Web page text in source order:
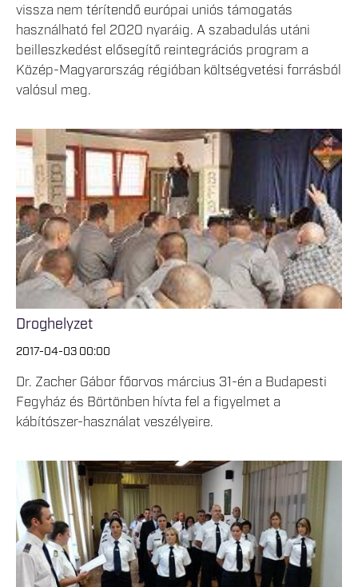
vissza nem térítendő európai uniós támogatás
használható fel 2020 nyaráig. A szabadulás utáni
beilleszkedést elősegítő reintegrációs program a
Közép-Magyarország régióban költségvetési forrásból
valósul meg.
Droghelyzet
2017-04-03 00:00
Dr. Zacher Gábor főorvos március 31-én a Budapesti
Fegyház és Börtönben hívta fel a figyelmet a
kábítószer-használat veszélyeire.